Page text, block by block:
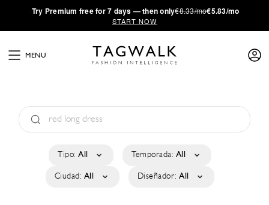
·Try Premium free for 7 days — then only€8.33/mo€5.83/mo
START NOW
MENU
Tipo: All Temporada: All
Ciudad: All Diseñador: All